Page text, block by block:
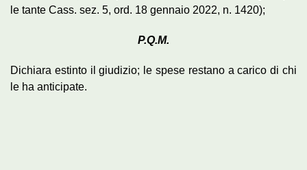
le tante Cass. sez. 5, ord. 18 gennaio 2022, n. 1420);
P.Q.M.
Dichiara estinto il giudizio; le spese restano a carico di chi
le ha anticipate.